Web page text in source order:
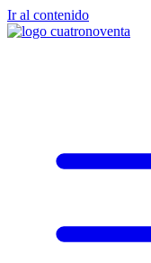
Ir al contenido